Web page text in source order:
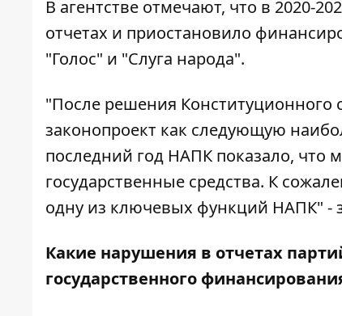
В агентстве отмечают, что в 2020-
отчетах и приостановило
"Голос" и "Слуга народа".
"После решения
законопроект как следующую
последний год НАПК показало, что
государственные средства. К
одну из ключевых функций НАПК" -
Какие нарушения в отчетах
государственного